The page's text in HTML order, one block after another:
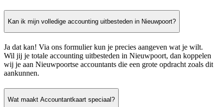
Kan ik mijn volledige accounting uitbesteden in Nieuwpoort?
Ja dat kan! Via ons formulier kun je precies aangeven wat je wilt.
Wil jij je totale accounting uitbesteden in Nieuwpoort, dan koppelen
wij je aan Nieuwpoortse accountants die een grote opdracht zoals dit
aankunnen.
Wat maakt Accountantkaart speciaal?